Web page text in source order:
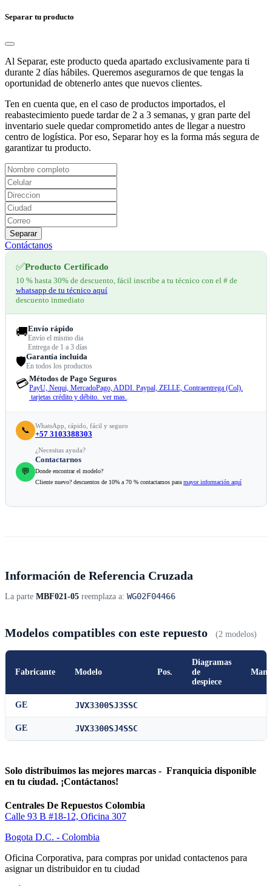
Separar tu producto
Al Separar, este producto queda apartado exclusivamente para ti
durante 2 días hábiles. Queremos asegurarnos de que tengas la
oportunidad de obtenerlo antes que nuevos clientes.
Ten en cuenta que, en el caso de productos importados, el
reabastecimiento puede tardar de 2 a 3 semanas, y gran parte del
inventario suele quedar comprometido antes de llegar a nuestro
centro de logística. Por eso, Separar hoy es la forma más segura de
garantizar tu producto.
Separar
Contáctanos
✅Producto Certificado
10 % hasta 30% de descuento, fácil inscribe a tu técnico con el # de
whatsapp de tu técnico aquí
descuento inmediato
🚚Envío rápido
Envío el mismo dia
Entrega de 1 a 3 días
🛡️Garantía incluida
En todos los productos
💳Métodos de Pago Seguros
PayU, Nequi, MercadoPago, ADDI. Paypal, ZELLE, Contraentrega (Col).
tarjetas crédito y débito. ver mas..
📞 WhatsApp, rápido, fácil y seguro
+57 3103388303
💬
¿Necesitas ayuda?
Contactarnos
Donde encontrar el modelo?
Cliente nuevo? descuentos de 10% a 70 % contactamos para mayor información aquí
Información de Referencia Cruzada
La parte MBF021-05 reemplaza a: WG02F04466
Modelos compatibles con este repuesto (2 modelos)
Fabricante Modelo Pos.
Diagramas
de
despiece
GE JVX3300SJ3SSC
GE JVX3300SJ4SSC
Solo distribuimos las mejores marcas - Franquicia disponible
en tu ciudad. ¡Contáctanos!
Centrales De Repuestos Colombia
Calle 93 B #18-12, Oficina 307
Bogota D.C. - Colombia
Oficina Corporativa, para compras por unidad contactenos para
asignar un distribuidor en tu ciudad